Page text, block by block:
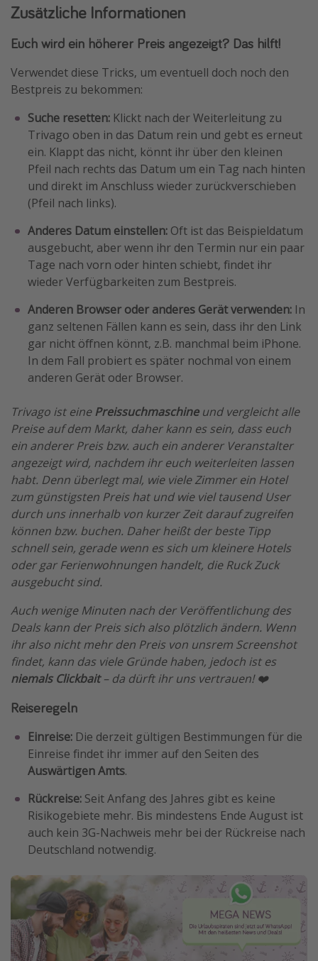
Zusätzliche Informationen
Euch wird ein höherer Preis angezeigt? Das hilft!
Verwendet diese Tricks, um eventuell doch noch den
Bestpreis zu bekommen:
Suche resetten: Klickt nach der Weiterleitung zu
Trivago oben in das Datum rein und gebt es erneut
ein. Klappt das nicht, könnt ihr über den kleinen
Pfeil nach rechts das Datum um ein Tag nach hinten
und direkt im Anschluss wieder zurückverschieben
(Pfeil nach links).
Anderes Datum einstellen: Oft ist das Beispieldatum
ausgebucht, aber wenn ihr den Termin nur ein paar
Tage nach vorn oder hinten schiebt, findet ihr
wieder Verfügbarkeiten zum Bestpreis.
Anderen Browser oder anderes Gerät verwenden: In
ganz seltenen Fällen kann es sein, dass ihr den Link
gar nicht öffnen könnt, z.B. manchmal beim iPhone.
In dem Fall probiert es später nochmal von einem
anderen Gerät oder Browser.
Trivago ist einePreissuchmaschineund vergleicht alle
Preise auf dem Markt, daher kann es sein, dass euch
ein anderer Preis bzw. auch ein anderer Veranstalter
angezeigt wird, nachdem ihr euch weiterleiten lassen
habt. Denn überlegt mal, wie viele Zimmer ein Hotel
zum günstigsten Preis hat und wie viel tausend User
durch uns innerhalb von kurzer Zeit darauf zugreifen
können bzw. buchen. Daher heißt der beste Tipp
schnell sein, gerade wenn es sich um kleinere Hotels
oder gar Ferienwohnungen handelt, die Ruck Zuck
ausgebucht sind.
Auch wenige Minuten nach der Veröffentlichung des
Deals kann der Preis sich also plötzlich ändern. Wenn
ihr also nicht mehr den Preis von unsrem Screenshot
findet, kann das viele Gründe haben, jedoch ist es
niemals Clickbait– da dürft ihr uns vertrauen! ❤️
Reiseregeln
Einreise: Die derzeit gültigen Bestimmungen für die
Einreise findet ihr immer auf den Seiten des
Auswärtigen Amts.
Rückreise: Seit Anfang des Jahres gibt es keine
Risikogebiete mehr. Bis mindestens Ende August ist
auch kein 3G-Nachweis mehr bei der Rückreise nach
Deutschland notwendig.